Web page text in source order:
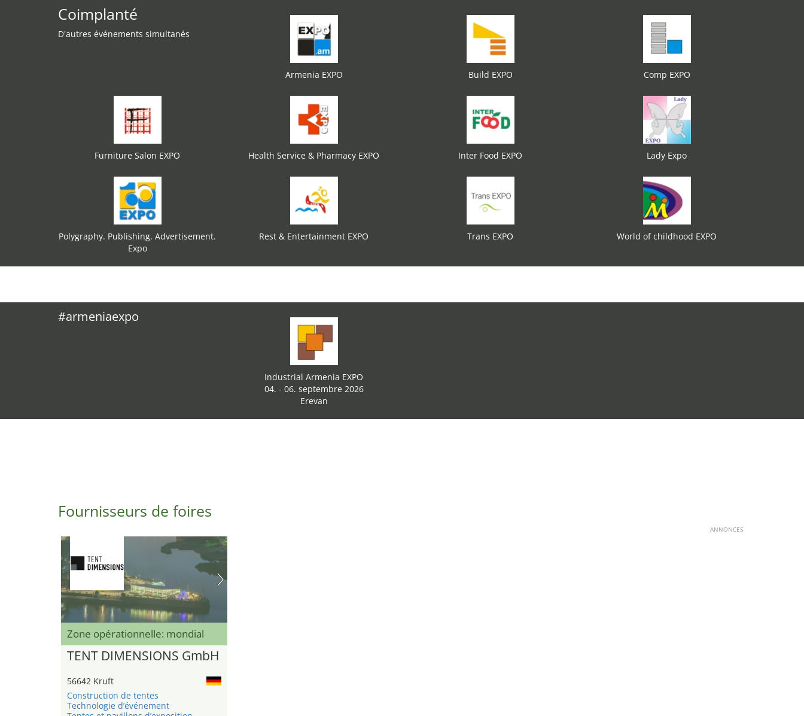
Coimplanté
D'autres événements simultanés
Armenia EXPO Build EXPO Comp EXPO
Furniture Salon EXPO Health Service & Pharmacy EXPO Inter Food EXPO Lady Expo
Polygraphy. Publishing. Advertisement.
Expo
Rest & Entertainment EXPO Trans EXPO World of childhood EXPO
#armeniaexpo
Industrial Armenia EXPO
04. - 06. septembre 2026
Erevan
Fournisseurs de foires
ANNONCES
Zone opérationnelle: mondial
TENT DIMENSIONS GmbH
56642 Kruft
Construction de tentes
Technologie d’événement